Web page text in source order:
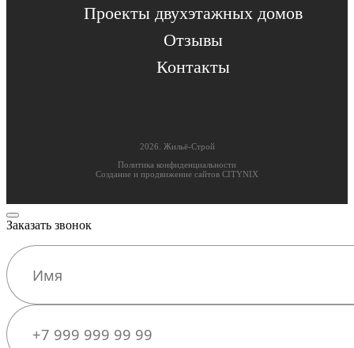
Проекты двухэтажных домов
Отзывы
Контакты
2026. Жильё-Cтрой
Политика конфиденциальности
Создание и продвижение сайтов CITYNIX
Заказать звонок